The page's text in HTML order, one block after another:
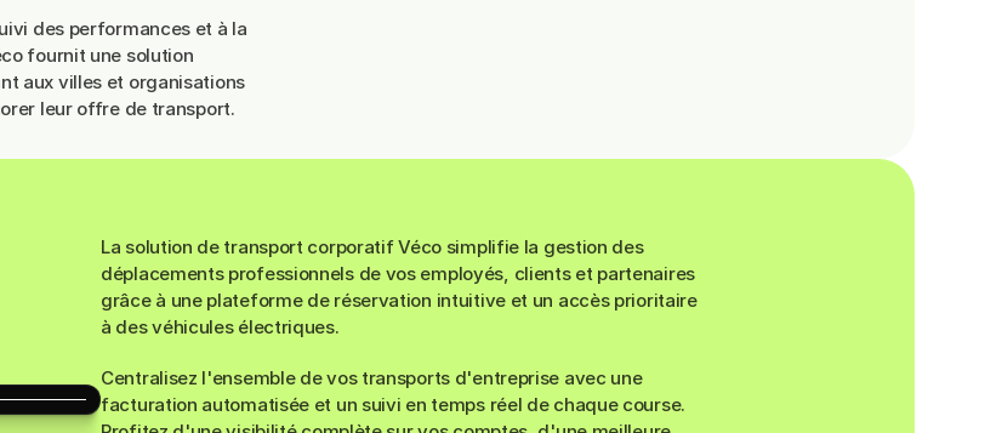
des performances et à la
fournit une solution
aux villes et organisations
leur offre de transport.
La solution de transport corporatif Véco simplifie la gestion des
déplacements professionnels de vos employés, clients et partenaires
grâce à une plateforme de réservation intuitive et un accès prioritaire
à des véhicules électriques.
Centralisez l'ensemble de vos transports d'entreprise avec une
facturation automatisée et un suivi en temps réel de chaque course.